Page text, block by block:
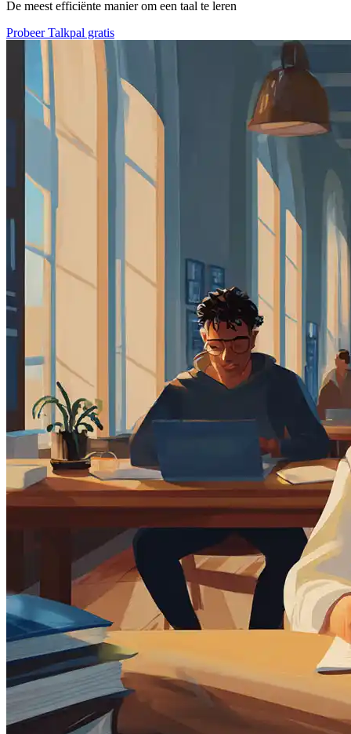
De meest efficiënte manier om een taal te leren
Probeer Talkpal gratis